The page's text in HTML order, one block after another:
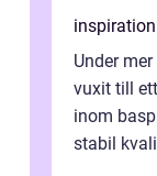
inspiration
Under
vuxit till
inom
stabil